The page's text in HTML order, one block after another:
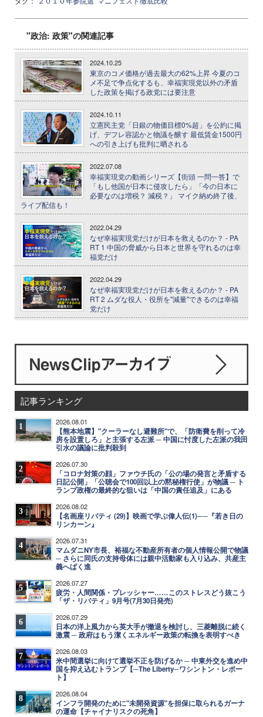
"政治: 政策"の関連記事
2024.10.25
東京のコメ価格が過去最大の62%上昇 今夏のコ
メ不足で争点化するも、幸福実現党以外の矛盾
した政策を掲げる政党には要注意
2024.10.11
立憲民主党「日銀の物価目標0%超」を公約に掲
げ、デフレ容認かと物議を醸す 最低賃金1500円
への引き上げも批判に晒される
2022.07.08
幸福実現党の動画シリーズ【街頭 一問一答】で
「もし他国が日本に侵攻したら」「今の日本に
必要なのは増税？ 減税？」 マイク納め終了後、
ライブ配信も！
2022.04.29
なぜ幸福実現党だけが日本を救えるのか？ - PA
RT 1 中国の脅威から日本と世界を守れるのは幸
福党だけ
2022.04.29
なぜ幸福実現党だけが日本を救えるのか？ - PA
RT 2 ムダな役人・役所を"減量"できるのは幸福
党だけ
記事ランキング
1 2026.08.01
【熊本地震】"クーラーなし避難所"で、「防衛費を削って冷
房を設置しろ」と主張する左派 ─ 中国に忖度した左派の我田
引水の議論に批判殺到
2 2026.07.30
「コロナ対策の顔」ファウチ氏の「公の場の発言と矛盾する
日記公開」「公聴会で100回以上の黙秘権行使」が物議 ─ ト
ランプ政権の最終的な狙いは「中国の責任追及」にある
3 2026.08.02
【名画座リバティ (29)】映画で学ぶ偉人伝(1)──『若き日の
リンカーン』
4 2026.07.31
マムダニNY市長、裕福な不動産所有者の個人情報公開で物議
─ さらに同氏の支持母体には親中活動家も入り込み、共産主
義へばく進
5 2026.07.27
疲労・人間関係・プレッシャー……このストレスどう抜こう
「ザ・リバティ」9月号(7月30日発売)
6 2026.07.29
日本の洋上風力から英大手が撤退を検討し、三菱離脱に続く
激震 ─ 政府はもう潔くエネルギー政策の転換を表明すべき
7 2026.08.03
米中間選挙に向けて選挙不正を防げるか ─ 中東外交を進め中
国を抑え込むトランプ【─The Liberty─ワシントン・レポー
ト】
8 2026.08.04
インフラ開発のために"未開発資源"を担保に取られるガーナ
の運命【チャイナリスクの死角】